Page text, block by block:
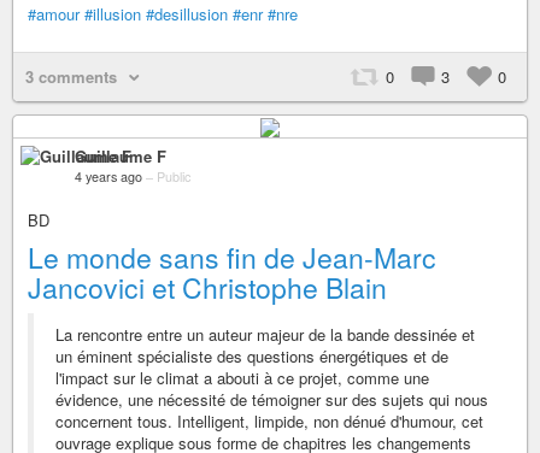
#amour #illusion #desillusion #enr #nre
3 comments 0 3 0
Guillaume F
4 years ago – Public
BD
Le monde sans fin de Jean-Marc
Jancovici et Christophe Blain
La rencontre entre un auteur majeur de la bande dessinée et
un éminent spécialiste des questions énergétiques et de
l'impact sur le climat a abouti à ce projet, comme une
évidence, une nécessité de témoigner sur des sujets qui nous
concernent tous. Intelligent, limpide, non dénué d'humour, cet
ouvrage explique sous forme de chapitres les changements